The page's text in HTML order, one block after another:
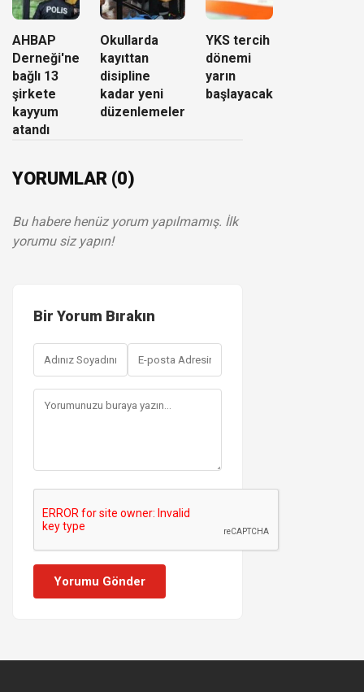
AHBAP
Derneği'ne
bağlı 13
şirkete
kayyum
atandı
Okullarda
kayıttan
disipline
kadar yeni
düzenlemeler
YKS tercih
dönemi
yarın
başlayacak
YORUMLAR (0)
Bu habere henüz yorum yapılmamış. İlk
yorumu siz yapın!
Bir Yorum Bırakın
Yorumu Gönder